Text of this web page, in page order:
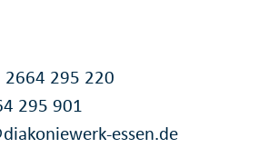
2664 295 220
295 901
essen.de